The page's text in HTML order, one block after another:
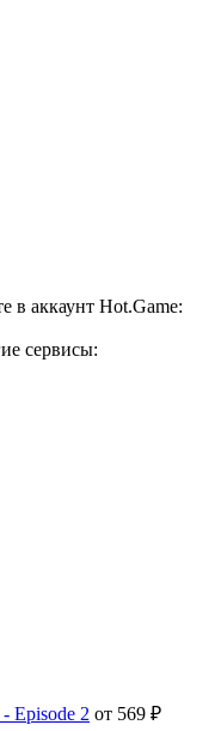
в аккаунт Hot.Game:
сервисы:
Episode 2 от 569 ₽